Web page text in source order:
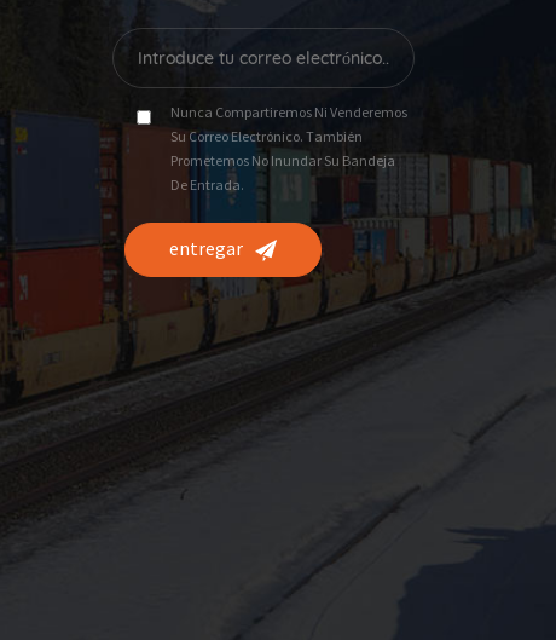
Nunca Compartiremos Ni Venderemos
Su Correo Electrónico. También
Prometemos No Inundar Su Bandeja
De Entrada.
entregar